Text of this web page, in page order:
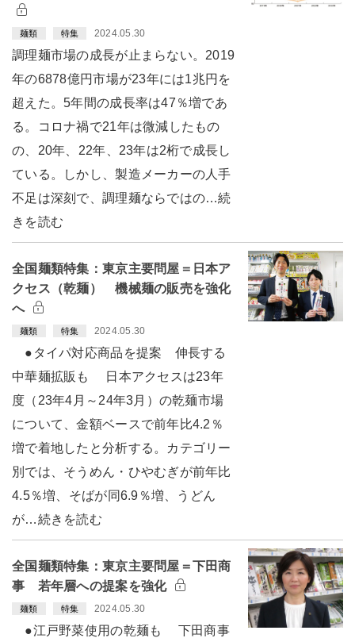
麺類 特集 2024.05.30
調理麺市場の成長が止まらない。2019
年の6878億円市場が23年には1兆円を
超えた。5年間の成長率は47％増であ
る。コロナ禍で21年は微減したもの
の、20年、22年、23年は2桁で成長し
ている。しかし、製造メーカーの人手
不足は深刻で、調理麺ならではの…続
きを読む
全国麺類特集：東京主要問屋＝日本ア
クセス（乾麺） 機械麺の販売を強化
へ
麺類 特集 2024.05.30
●タイパ対応商品を提案 伸長する
中華麺拡販も 日本アクセスは23年
度（23年4月～24年3月）の乾麺市場
について、金額ベースで前年比4.2％
増で着地したと分析する。カテゴリー
別では、そうめん・ひやむぎが前年比
4.5％増、そばが同6.9％増、うどん
が…続きを読む
全国麺類特集：東京主要問屋＝下田商
事 若年層への提案を強化
麺類 特集 2024.05.30
●江戸野菜使用の乾麺も 下田商事